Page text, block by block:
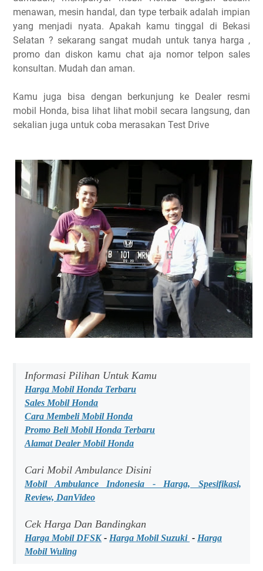
menawan, mesin handal, dan type terbaik adalah impian
yang menjadi nyata. Apakah kamu tinggal di Bekasi
Selatan ? sekarang sangat mudah untuk tanya harga ,
promo dan diskon kamu chat aja nomor telpon sales
konsultan. Mudah dan aman.
Kamu juga bisa dengan berkunjung ke Dealer resmi
mobil Honda, bisa lihat lihat mobil secara langsung, dan
sekalian juga untuk coba merasakan Test Drive
Informasi Pilihan Untuk Kamu
Harga Mobil Honda Terbaru
Sales Mobil Honda
Cara Membeli Mobil Honda
Promo Beli Mobil Honda Terbaru
Alamat Dealer Mobil Honda
Cari Mobil Ambulance Disini
Mobil Ambulance Indonesia - Harga, Spesifikasi,
Review, DanVideo
Cek Harga Dan Bandingkan
Harga Mobil DFSK- Harga Mobil Suzuki - Harga
Mobil Wuling